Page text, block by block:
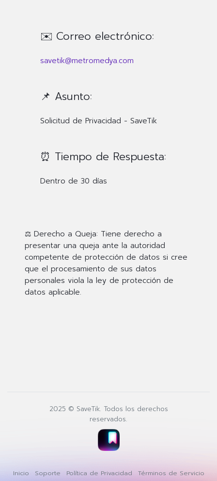
✉️ Correo electrónico:
savetik@metromedya.com
📌 Asunto:
Solicitud de Privacidad - SaveTik
⏰ Tiempo de Respuesta:
Dentro de 30 días
⚖️ Derecho a Queja: Tiene derecho a
presentar una queja ante la autoridad
competente de protección de datos si cree
que el procesamiento de sus datos
personales viola la ley de protección de
datos aplicable.
2025 © SaveTik. Todos los derechos
reservados.
Inicio Soporte Política de Privacidad Términos de Servicio